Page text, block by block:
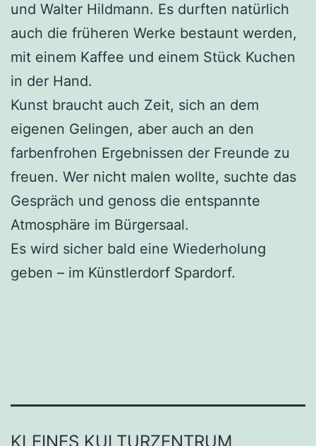
und Walter Hildmann. Es durften natürlich
auch die früheren Werke bestaunt werden,
mit einem Kaffee und einem Stück Kuchen
in der Hand.
Kunst braucht auch Zeit, sich an dem
eigenen Gelingen, aber auch an den
farbenfrohen Ergebnissen der Freunde zu
freuen. Wer nicht malen wollte, suchte das
Gespräch und genoss die entspannte
Atmosphäre im Bürgersaal.
Es wird sicher bald eine Wiederholung
geben – im Künstlerdorf Spardorf.
KLEINES KULTURZENTRUM